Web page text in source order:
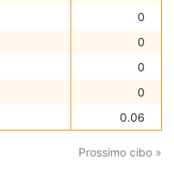
0
0
0
0
0.06
Prossimo cibo »